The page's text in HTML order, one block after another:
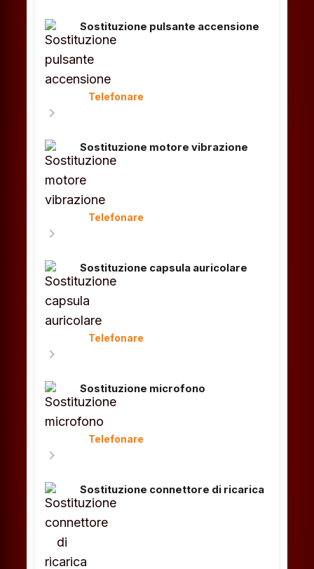
Sostituzione pulsante accensione
Telefonare
chevron_right
Sostituzione motore vibrazione
Telefonare
chevron_right
Sostituzione capsula auricolare
Telefonare
chevron_right
Sostituzione microfono
Telefonare
chevron_right
Sostituzione connettore di ricarica